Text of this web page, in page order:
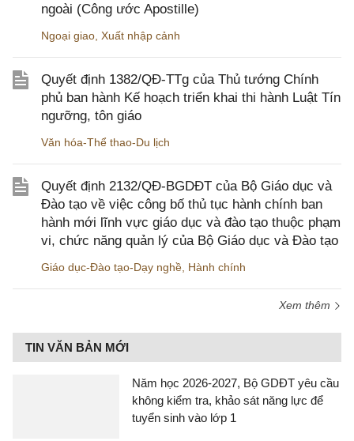
ngoài (Công ước Apostille)
Ngoại giao Xuất nhập cảnh
Quyết định 1382/QĐ-TTg của Thủ tướng Chính
phủ ban hành Kế hoạch triển khai thi hành Luật Tín
ngưỡng, tôn giáo
Văn hóa-Thể thao-Du lịch
Quyết định 2132/QĐ-BGDĐT của Bộ Giáo dục và
Đào tạo về việc công bố thủ tục hành chính ban
hành mới lĩnh vực giáo dục và đào tạo thuộc phạm
vi, chức năng quản lý của Bộ Giáo dục và Đào tạo
Giáo dục-Đào tạo-Dạy nghề Hành chính
Xem thêm
TIN VĂN BẢN MỚI
Năm học 2026-2027, Bộ GDĐT yêu cầu
không kiểm tra, khảo sát năng lực để
tuyển sinh vào lớp 1